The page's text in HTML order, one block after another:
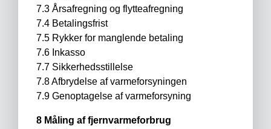
7.3 Årsafregning og flytteafregning
7.4 Betalingsfrist
7.5 Rykker for manglende betaling
7.6 Inkasso
7.7 Sikkerhedsstillelse
7.8 Afbrydelse af varmeforsyningen
7.9 Genoptagelse af varmeforsyning
8 Måling af fjernvarmeforbrug